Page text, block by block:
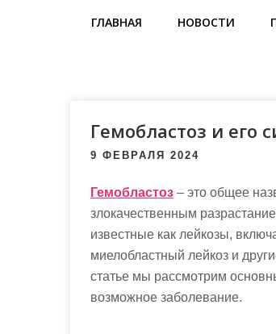
ГЛАВНАЯ НОВОСТИ
Гемобластоз и его
9 ФЕВРАЛЯ 2024
Гемобластоз – это общее
злокачественным
известные как лейкозы,
миелобластный лейкоз и
статье мы рассмотрим
возможное заболевание.